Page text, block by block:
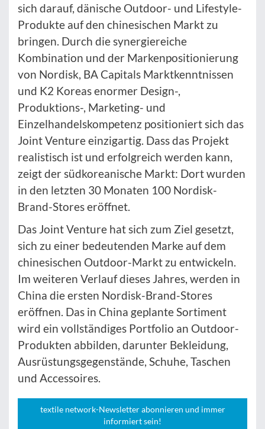
sich darauf, dänische Outdoor- und Lifestyle-
Produkte auf den chinesischen Markt zu
bringen. Durch die synergiereiche
Kombination und der Markenpositionierung
von Nordisk, BA Capitals Marktkenntnissen
und K2 Koreas enormer Design-,
Produktions-, Marketing- und
Einzelhandelskompetenz positioniert sich das
Joint Venture einzigartig. Dass das Projekt
realistisch ist und erfolgreich werden kann,
zeigt der südkoreanische Markt: Dort wurden
in den letzten 30 Monaten 100 Nordisk-
Brand-Stores eröffnet.
Das Joint Venture hat sich zum Ziel gesetzt,
sich zu einer bedeutenden Marke auf dem
chinesischen Outdoor-Markt zu entwickeln.
Im weiteren Verlauf dieses Jahres, werden in
China die ersten Nordisk-Brand-Stores
eröffnen. Das in China geplante Sortiment
wird ein vollständiges Portfolio an Outdoor-
Produkten abbilden, darunter Bekleidung,
Ausrüstungsgegenstände, Schuhe, Taschen
und Accessoires.
textile network-Newsletter abonnieren und immer
informiert sein!